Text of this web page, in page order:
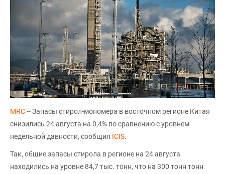
MRC-- Запасы стирол-мономера в восточном регионе Китая
снизились 24 августа на 0,4% по сравнению с уровнем
недельной давности, сообщил ICIS.
Так, общие запасы стирола в регионе на 24 августа
находились на уровне 84,7 тыс. тонн, что на 300 тонн тонн